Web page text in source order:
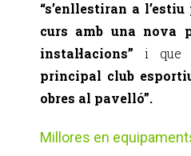
“s’enllestiran a
curs amb una nova
instal·lacions” i que
principal club
obres al pavelló”.
Millores en